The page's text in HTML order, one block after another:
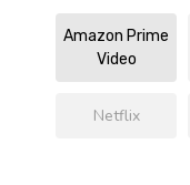
Amazon Prime
Video
Netflix